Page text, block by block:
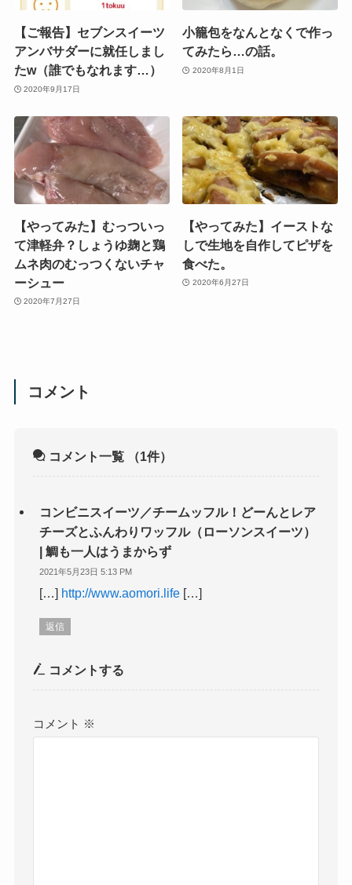
【ご報告】セブンスイーツ
アンバサダーに就任しまし
たw（誰でもなれます…）
2020年9月17日
小籠包をなんとなくで作っ
てみたら…の話。
2020年8月1日
【やってみた】むっついっ
て津軽弁？しょうゆ麹と鶏
ムネ肉のむっつくないチャ
ーシュー
2020年7月27日
【やってみた】イーストな
しで生地を自作してピザを
食べた。
2020年6月27日
コメント
コメント一覧 （1件）
コンビニスイーツ／チームッフル！どーんとレア
チーズとふんわりワッフル（ローソンスイーツ）
| 鯛も一人はうまからず
2021年5月23日 5:13 PM
[…] http://www.aomori.life […]
返信
コメントする
コメント ※